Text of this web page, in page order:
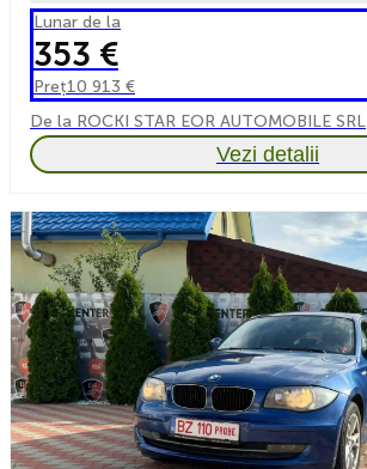
Lunar de la
353 €
Preț10 913 €
De la ROCKI STAR EOR AUTOMOBILE SRL
Vezi detalii